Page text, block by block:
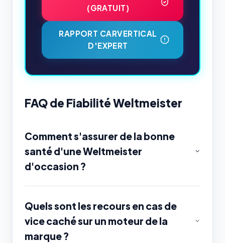
(GRATUIT)
RAPPORT CARVERTICAL
D'EXPERT
FAQ de Fiabilité Weltmeister
Comment s'assurer de la bonne
santé d'une Weltmeister
d'occasion ?
Quels sont les recours en cas de
vice caché sur un moteur de la
marque ?